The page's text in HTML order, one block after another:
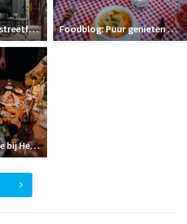
Onweerstaanbare streetfood bij The Duck Truck in Breda Foodblog: Puur genieten bij De Menmoerhoeve in Etten-Leur
Warme herfstmagie bij Het Houtse Meer: De Proeverij die je móét delen!